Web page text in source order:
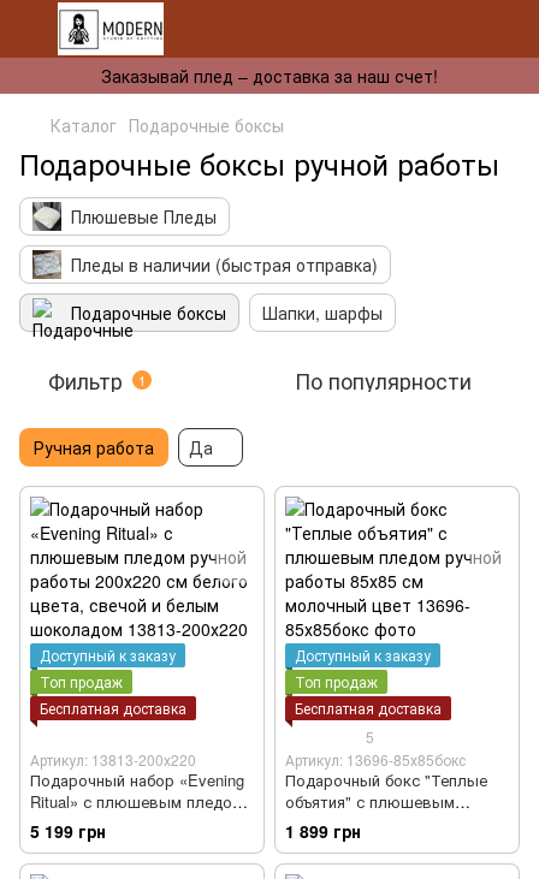
Заказывай плед – доставка за наш счет!
Каталог Подарочные боксы
Подарочные боксы ручной работы
Плюшевые Пледы
Пледы в наличии (быстрая отправка)
Подарочные боксы
Шапки, шарфы
Фильтр 1 По популярности
Ручная работа Да
Доступный к заказу
Топ продаж
Бесплатная доставка
Артикул: 13813-200х220
Подарочный набор «Evening
Ritual» с плюшевым пледом
ручной работы 200х220 см
белого цвета, свечой и
белым шоколадом
5 199 грн
Доступный к заказу
Топ продаж
Бесплатная доставка
5
Артикул: 13696-85х85бокс
Подарочный бокс "Теплые
объятия" с плюшевым
пледом ручной работы 85х85
см молочный цвет
1 899 грн